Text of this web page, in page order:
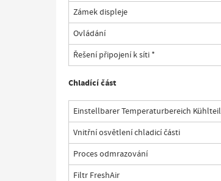
Zámek displeje
Ovládání
Řešení připojení k síti *
Chladící část
Einstellbarer Temperaturbereich Kühlteil
Vnitřní osvětlení chladicí části
Proces odmrazování
Filtr FreshAir